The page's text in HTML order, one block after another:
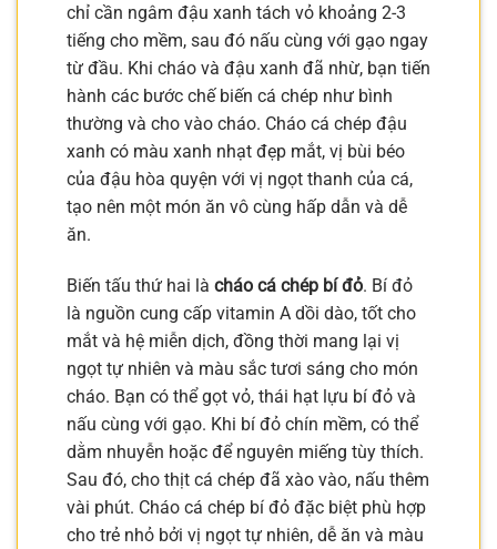
chỉ cần ngâm đậu xanh tách vỏ khoảng 2-3
tiếng cho mềm, sau đó nấu cùng với gạo ngay
từ đầu. Khi cháo và đậu xanh đã nhừ, bạn tiến
hành các bước chế biến cá chép như bình
thường và cho vào cháo. Cháo cá chép đậu
xanh có màu xanh nhạt đẹp mắt, vị bùi béo
của đậu hòa quyện với vị ngọt thanh của cá,
tạo nên một món ăn vô cùng hấp dẫn và dễ
ăn.
Biến tấu thứ hai là cháo cá chép bí đỏ. Bí đỏ
là nguồn cung cấp vitamin A dồi dào, tốt cho
mắt và hệ miễn dịch, đồng thời mang lại vị
ngọt tự nhiên và màu sắc tươi sáng cho món
cháo. Bạn có thể gọt vỏ, thái hạt lựu bí đỏ và
nấu cùng với gạo. Khi bí đỏ chín mềm, có thể
dằm nhuyễn hoặc để nguyên miếng tùy thích.
Sau đó, cho thịt cá chép đã xào vào, nấu thêm
vài phút. Cháo cá chép bí đỏ đặc biệt phù hợp
cho trẻ nhỏ bởi vị ngọt tự nhiên, dễ ăn và màu